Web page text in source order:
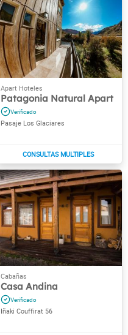
Patagonia Natural Apart
Pasaje Los Glaciares
Casa Andina
Iñaki Couffirat 56